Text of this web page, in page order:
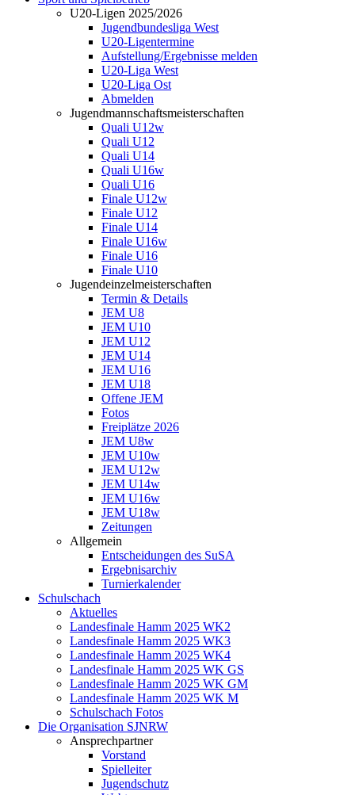
U20-Ligen 2025/2026
Jugendbundesliga West
U20-Ligentermine
Aufstellung/Ergebnisse melden
U20-Liga West
U20-Liga Ost
Abmelden
Jugendmannschaftsmeisterschaften
Quali U12w
Quali U12
Quali U14
Quali U16w
Quali U16
Finale U12w
Finale U12
Finale U14
Finale U16w
Finale U16
Finale U10
Jugendeinzelmeisterschaften
Termin & Details
JEM U8
JEM U10
JEM U12
JEM U14
JEM U16
JEM U18
Offene JEM
Fotos
Freiplätze 2026
JEM U8w
JEM U10w
JEM U12w
JEM U14w
JEM U16w
JEM U18w
Zeitungen
Allgemein
Entscheidungen des SuSA
Ergebnisarchiv
Turnierkalender
Schulschach
Aktuelles
Landesfinale Hamm 2025 WK2
Landesfinale Hamm 2025 WK3
Landesfinale Hamm 2025 WK4
Landesfinale Hamm 2025 WK GS
Landesfinale Hamm 2025 WK GM
Landesfinale Hamm 2025 WK M
Schulschach Fotos
Die Organisation SJNRW
Ansprechpartner
Vorstand
Spielleiter
Jugendschutz